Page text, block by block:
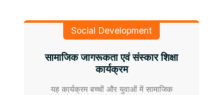
Social Development
सामाजिक जागरूकता एवं संस्कार शिक्षा
कार्यक्रम
यह कार्यक्रम बच्चों और युवाओं में सामाजिक